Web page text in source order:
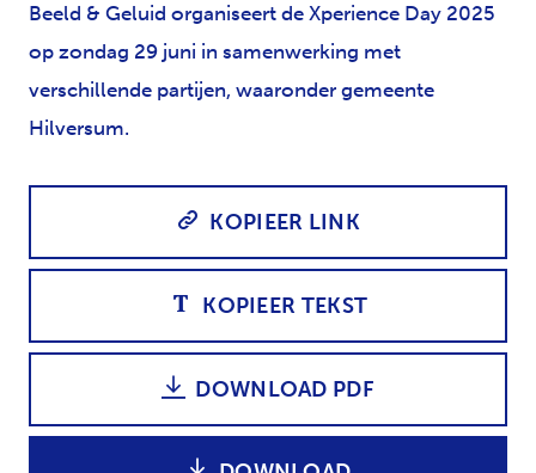
Beeld & Geluid organiseert de Xperience Day 2025
op zondag 29 juni in samenwerking met
verschillende partijen, waaronder gemeente
Hilversum.
KOPIEER LINK
KOPIEER TEKST
DOWNLOAD PDF